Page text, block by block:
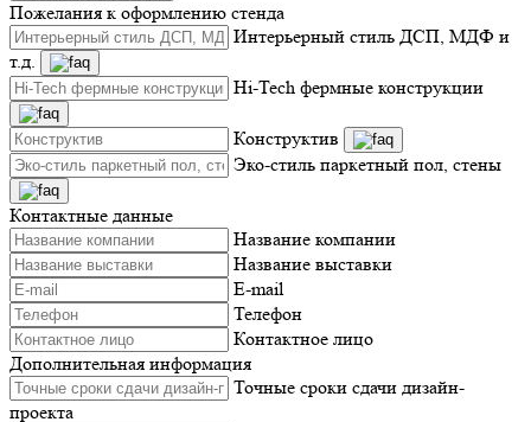
Пожелания к оформлению стенда
Интерьерный стиль ДСП, МДФ и
т.д.
Hi-Tech фермные конструкции
Конструктив
Эко-стиль паркетный пол, стены
Контактные данные
Название компании
Название выставки
E-mail
Телефон
Контактное лицо
Дополнительная информация
Точные сроки сдачи дизайн-
проекта